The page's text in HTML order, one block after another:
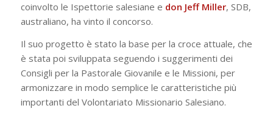
coinvolto le Ispettorie salesiane e don Jeff Miller, SDB,
australiano, ha vinto il concorso.
Il suo progetto è stato la base per la croce attuale, che
è stata poi sviluppata seguendo i suggerimenti dei
Consigli per la Pastorale Giovanile e le Missioni, per
armonizzare in modo semplice le caratteristiche più
importanti del Volontariato Missionario Salesiano.